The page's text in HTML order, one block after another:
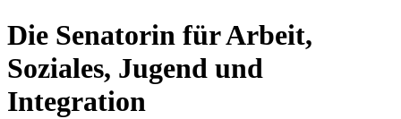
Die Senatorin für Arbeit,
Soziales, Jugend und
Integration